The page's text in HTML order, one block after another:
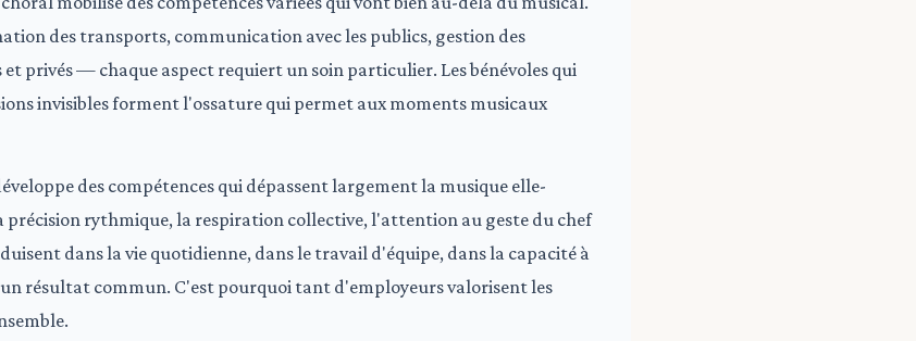
des transports, communication avec les publics, gestion des
privés — chaque aspect requiert un soin particulier. Les bénévoles qui
invisibles forment l'ossature qui permet aux moments musicaux
des compétences qui dépassent largement la musique elle-
précision rythmique, la respiration collective, l'attention au geste du chef
dans la vie quotidienne, dans le travail d'équipe, dans la capacité à
résultat commun. C'est pourquoi tant d'employeurs valorisent les